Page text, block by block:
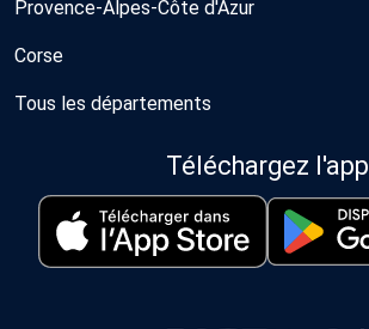
Provence-Alpes-Côte d'Azur
Corse
Tous les départements
Téléchargez l'app